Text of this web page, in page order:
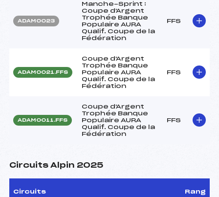
ADAM0023
Manche-Sprint :
Coupe d'Argent
Trophée Banque
Populaire AURA
Qualif. Coupe de la
Fédération
FFS
ADAM0021.FFS
Coupe d'Argent
Trophée Banque
Populaire AURA
Qualif. Coupe de la
Fédération
FFS
ADAM0011.FFS
Coupe d'Argent
Trophée Banque
Populaire AURA
Qualif. Coupe de la
Fédération
FFS
Circuits Alpin 2025
Circuits Rang